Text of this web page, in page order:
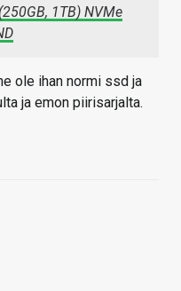
1TB) NVMe
ole ihan normi ssd ja
ja emon piirisarjalta.